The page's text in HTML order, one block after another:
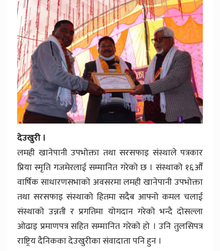
देउखुरी ।
लमही खानेपानी उपभोक्ता तथा सरसफाइ संस्थाले पत्रकार
प्रिया स्मृति गजमेरलाई सम्मानित गरेको छ । संस्थाको १६औँ
वार्षिक साधारणसभाको अवसरमा लमही खानेपानी उपभोक्ता
तथा सरसफाइ संस्थाको हितमा सदैब आफ्नो कमल चलाई
संस्थाको उन्नती र प्रगतिमा योगदान गरेको भन्दै दोसल्ला
ओढाइ प्रमाणपत्र सहित सम्मानित गरेको हो । उनि तुलसिपत्र
राष्ट्रिय दैनिकका देउखुरीका संवादाता पनि हुन ।